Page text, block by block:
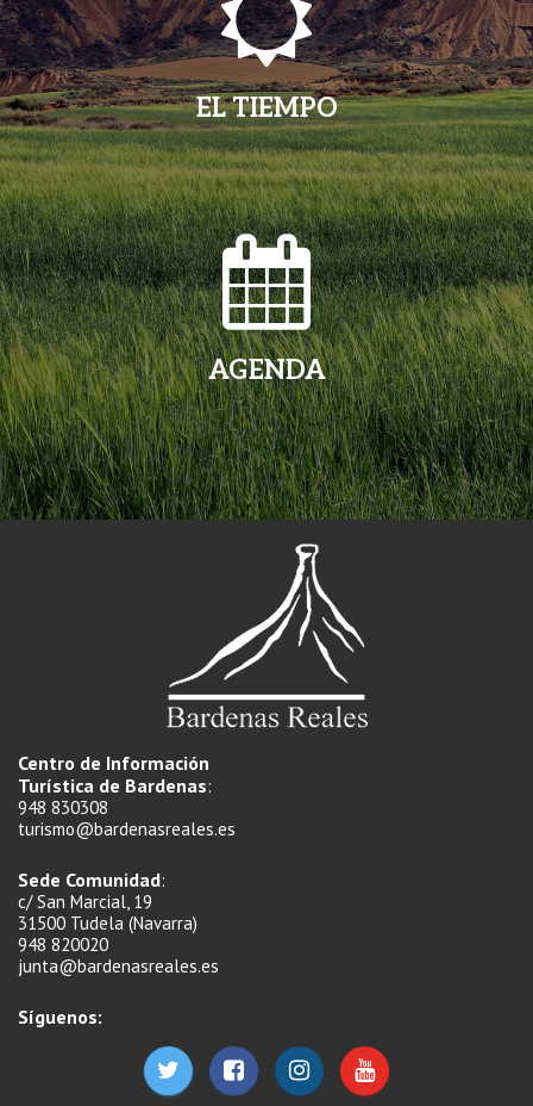
EL TIEMPO
AGENDA
Centro de Información
Turística de Bardenas:
948 830308
turismo@bardenasreales.es
Sede Comunidad:
c/ San Marcial, 19
31500 Tudela (Navarra)
948 820020
junta@bardenasreales.es
Síguenos: